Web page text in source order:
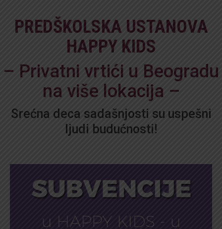
PREDŠKOLSKA USTANOVA
HAPPY KIDS
– Privatni vrtići u Beogradu
na više lokacija –
Srećna deca sadašnjosti su uspešni
ljudi budućnosti!